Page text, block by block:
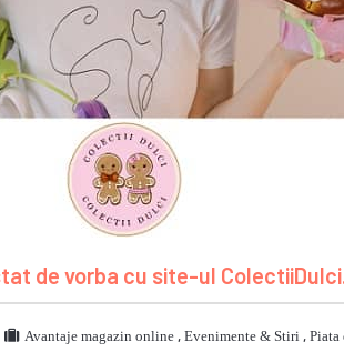
de vorba cu site-ul
Avantaje magazin online , Evenimente & Stiri , Piata